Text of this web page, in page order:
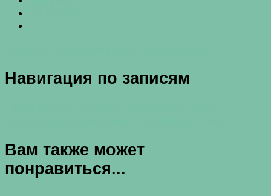
Навигация по записям
Вам также может
понравиться...